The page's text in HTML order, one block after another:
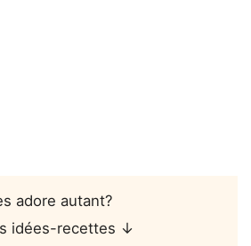
adore autant?
idées-recettes ↓